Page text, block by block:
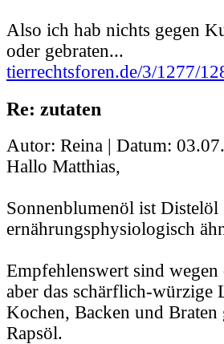
Also ich hab nichts gegen
oder gebraten...
tierrechtsforen.de/3/1277/
Re: zutaten
Autor: Reina | Datum:
Hallo Matthias,
Sonnenblumenöl ist
ernährungsphysiologisch
Empfehlenswert sind
aber das schärflich-würzige
Kochen, Backen und
Rapsöl.